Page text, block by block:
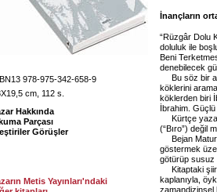
978-975-342-658-9
cm, 112 s.
Hakkında
Parçası
Görüşler
Metis Yayınları'ndaki
İnançların
“Rüzgâr Dolu
doluluk ile
Beni
denebilecek
Bu söz bir
köklerini
köklerden biri
İbrahim.
Kürtçe
(“Bıro”) değil
Bejan
göstermek
götürüp susuz
Kitaptaki
kaplanıyla,
zamandizinsel